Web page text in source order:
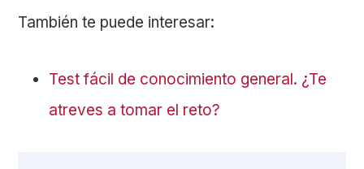
También te puede interesar:
Test fácil de conocimiento general. ¿Te
atreves a tomar el reto?